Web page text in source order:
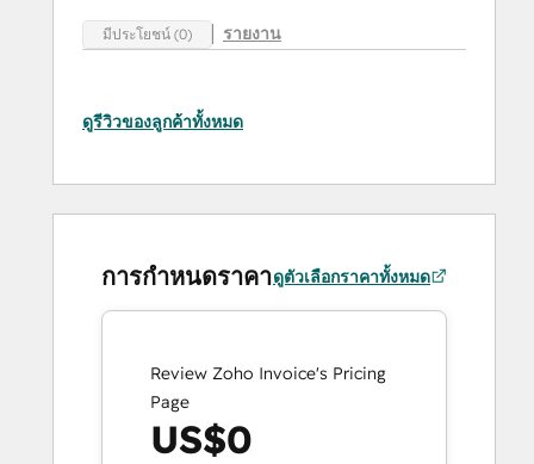
มีประโยชน์ (0) รายงาน
ดูรีวิวของลูกค้าทั้งหมด
การกำหนดราคาดูตัวเลือกราคาทั้งหมด
Review Zoho Invoice's Pricing
Page
US$0